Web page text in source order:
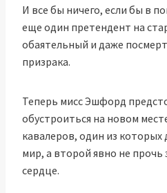
И все бы ничего, если бы в
еще один претендент на
обаятельный и даже
призрака.
Теперь мисс Эшфорд
обустроиться на новом
кавалеров, один из которых
мир, а второй явно не прочь
сердце.